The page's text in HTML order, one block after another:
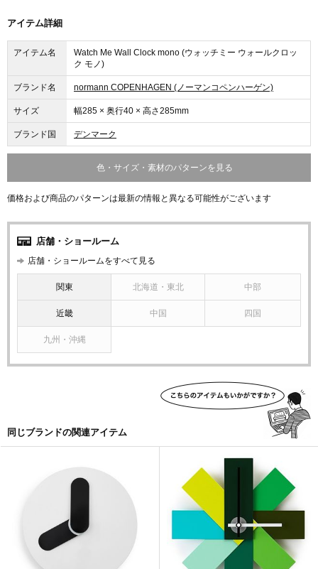
アイテム詳細
アイテム名
Watch Me Wall Clock mono (ウォッチミー ウォールクロッ
ク モノ)
ブランド名 normann COPENHAGEN (ノーマンコペンハーゲン)
サイズ 幅285 × 奥行40 × 高さ285mm
ブランド国 デンマーク
色・サイズ・素材のパターンを見る
価格および商品のパターンは最新の情報と異なる可能性がございます
店舗・ショールーム
店舗・ショールームをすべて見る
関東 北海道・東北 中部
近畿 中国 四国
九州・沖縄
同じブランドの関連アイテム